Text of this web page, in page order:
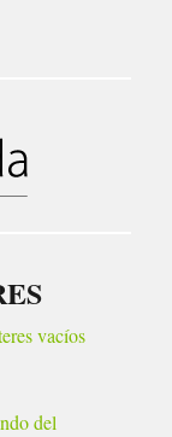
vacíos
del